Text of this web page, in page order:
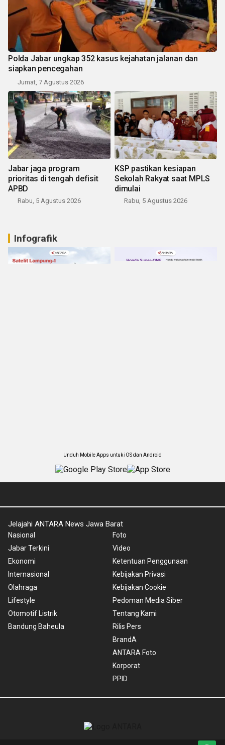
Polda Jabar ungkap 352 kasus kejahatan jalanan dan
siapkan pencegahan
Jumat, 7 Agustus 2026
Jabar jaga program
prioritas di tengah defisit
APBD
Rabu, 5 Agustus 2026
KSP pastikan kesiapan
Sekolah Rakyat saat MPLS
dimulai
Rabu, 5 Agustus 2026
Infografik
Unduh Mobile Apps untuk iOS dan Android
Jelajahi ANTARA News Jawa Barat
Nasional
Jabar Terkini
Ekonomi
Internasional
Olahraga
Lifestyle
Otomotif Listrik
Bandung Baheula
Foto
Video
Ketentuan Penggunaan
Kebijakan Privasi
Kebijakan Cookie
Pedoman Media Siber
Tentang Kami
Rilis Pers
BrandA
ANTARA Foto
Korporat
PPID